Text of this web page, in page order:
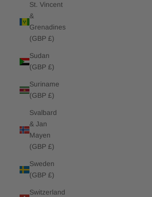
St. Vincent
&
Grenadines
(GBP £)
Sudan
(GBP £)
Suriname
(GBP £)
Svalbard
& Jan
Mayen
(GBP £)
Sweden
(GBP £)
Switzerland